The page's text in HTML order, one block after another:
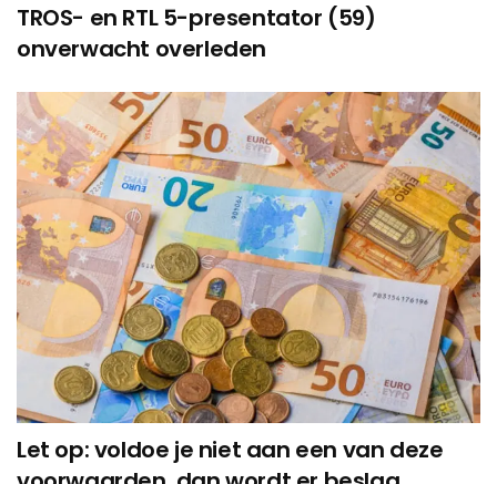
TROS- en RTL 5-presentator (59)
onverwacht overleden
Let op: voldoe je niet aan een van deze